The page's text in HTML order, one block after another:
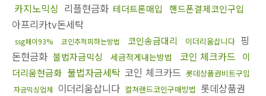
카지노믹싱 리플현금화 테더트론매입 핸드폰결제코인구입
아프리카tv돈세탁
ssg페이93% 코인추적피하는방법 코인송금대리 이더리움삽니다 핑
돈현금화 불법자금믹싱 세금적게내는방법 코인 체크카드
이
더리움현금화 불법자금세탁 코인 체크카드 롯데상품권비트구입
자금믹싱업체 이더리움삽니다 컬쳐랜드코인구매방법 롯데상품권